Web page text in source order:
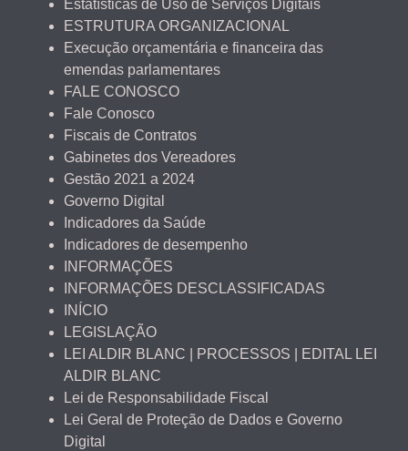
Estatísticas de Uso de Serviços Digitais
ESTRUTURA ORGANIZACIONAL
Execução orçamentária e financeira das
emendas parlamentares
FALE CONOSCO
Fale Conosco
Fiscais de Contratos
Gabinetes dos Vereadores
Gestão 2021 a 2024
Governo Digital
Indicadores da Saúde
Indicadores de desempenho
INFORMAÇÕES
INFORMAÇÕES DESCLASSIFICADAS
INÍCIO
LEGISLAÇÃO
LEI ALDIR BLANC | PROCESSOS | EDITAL LEI
ALDIR BLANC
Lei de Responsabilidade Fiscal
Lei Geral de Proteção de Dados e Governo
Digital